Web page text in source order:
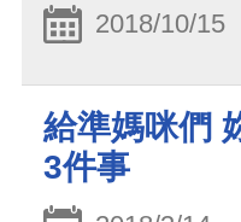
2018/10/15
給準媽咪們
3件事